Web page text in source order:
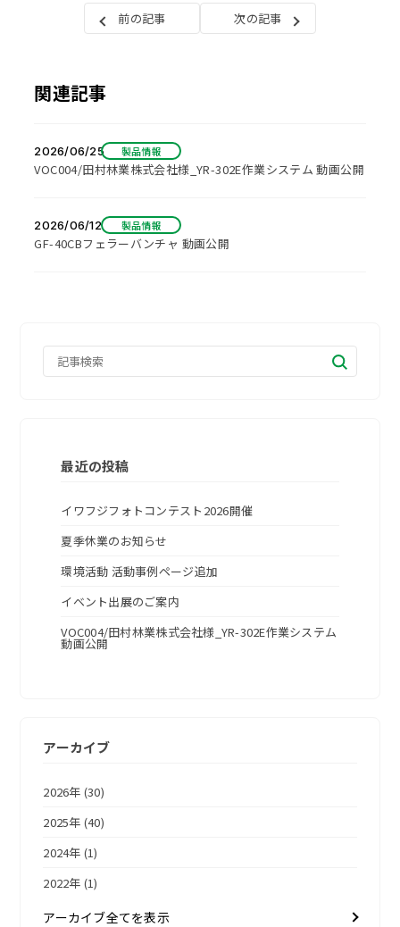
前の記事 次の記事
関連記事
2026/06/25 製品情報
VOC004/田村林業株式会社様_YR-302E作業システム 動画公開
2026/06/12 製品情報
GF-40CBフェラーバンチャ 動画公開
記事検索
検索
最近の投稿
イワフジフォトコンテスト2026開催
夏季休業のお知らせ
環境活動 活動事例ページ追加
イベント出展のご案内
VOC004/田村林業株式会社様_YR-302E作業システム
動画公開
アーカイブ
2026年 (30)
2025年 (40)
2024年 (1)
2022年 (1)
アーカイブ全てを表示